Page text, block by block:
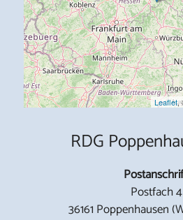
Leaflet,
RDG
Postfach 4
36161 Poppenhausen